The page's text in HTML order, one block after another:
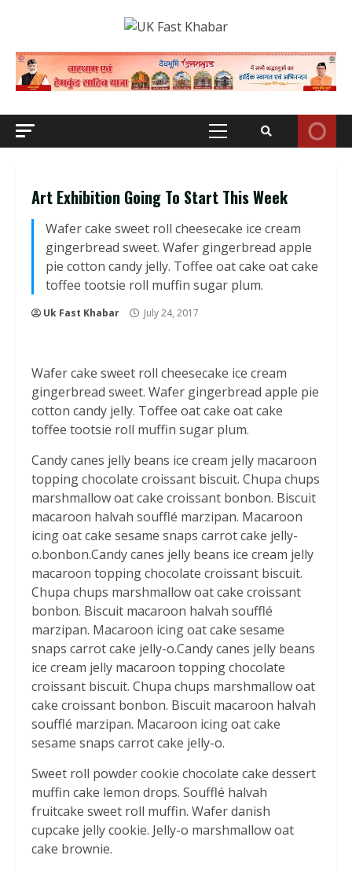
Primary
Art Exhibition Going To Start This Week
Wafer cake sweet roll cheesecake ice cream
gingerbread sweet. Wafer gingerbread apple
pie cotton candy jelly. Toffee oat cake oat cake
toffee tootsie roll muffin sugar plum.
Uk Fast Khabar July 24, 2017
Wafer cake sweet roll cheesecake ice cream
gingerbread sweet. Wafer gingerbread apple pie
cotton candy jelly. Toffee oat cake oat cake
toffee tootsie roll muffin sugar plum.
Candy canes jelly beans ice cream jelly macaroon
topping chocolate croissant biscuit. Chupa chups
marshmallow oat cake croissant bonbon. Biscuit
macaroon halvah soufflé marzipan. Macaroon
icing oat cake sesame snaps carrot cake jelly-
o.bonbon.Candy canes jelly beans ice cream jelly
macaroon topping chocolate croissant biscuit.
Chupa chups marshmallow oat cake croissant
bonbon. Biscuit macaroon halvah soufflé
marzipan. Macaroon icing oat cake sesame
snaps carrot cake jelly-o.Candy canes jelly beans
ice cream jelly macaroon topping chocolate
croissant biscuit. Chupa chups marshmallow oat
cake croissant bonbon. Biscuit macaroon halvah
soufflé marzipan. Macaroon icing oat cake
sesame snaps carrot cake jelly-o.
Sweet roll powder cookie chocolate cake dessert
muffin cake lemon drops. Soufflé halvah
fruitcake sweet roll muffin. Wafer danish
cupcake jelly cookie. Jelly-o marshmallow oat
cake brownie.